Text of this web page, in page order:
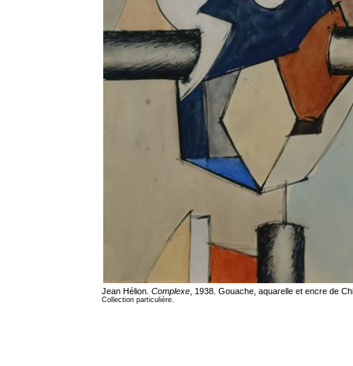
Jean Hélion. Complexe, 1938. Gouache, aquarelle et encre de
Collection particulière.